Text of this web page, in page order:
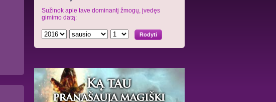
Sužinok apie tave dominantį žmogų, įvedęs
gimimo datą: